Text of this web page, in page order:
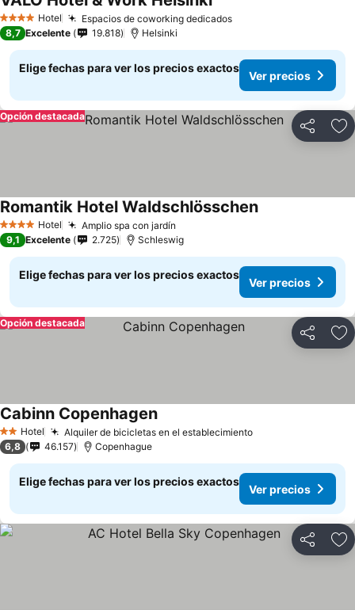
4 EstrellasHotel Espacios de coworking dedicados
8,7 Excelente 19.818 Helsinki
Elige fechas para ver los precios exactos
Ver precios
Compartir
Opción destacada
4 EstrellasHotel Amplio spa con jardín
Romantik Hotel Waldschlösschen
9,1 Excelente 2.725 Schleswig
Elige fechas para ver los precios exactos
Ver precios
Compartir
Opción destacada
2 Estrellas
Hotel Alquiler de bicicletas en el establecimiento
Cabinn Copenhagen
6,8 46.157 Copenhague
Elige fechas para ver los precios exactos
Ver precios
Compartir